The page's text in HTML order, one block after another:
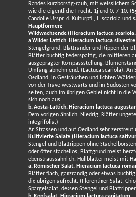
Randes kurzborstig-rauh, mit weisslichem
wie die eigentliche Frucht. 1j und 0. 7-10. (
Candolle Urspr. d. Kulturpfl., L. scariola und
Hauptformen:
Wildwachsende (Hieracium lactuca
a.Wilder Lattich. Hieracium lactuca silvestre.
Stengelgrund, Blattränder und Rippen der
Blätter buchtig fiederspaltig, die mittleren
ausgeprägter Kompassstellung.
Umfang abnehmend. (Lactuca scariola). An
Oedland, in Gesträuchen und lichten
von der Trave westwärts und im Südosten
selten, auch im übrigen Gebiet nicht in die
sich noch aus.
b. Aosta-Lattich. Hieracium lactuca
Dem vorigen ähnlich. Niedrig, Blätter
integrifolia.)
An Strassen und auf Oedland sehr zerstreut
Kultivierte Salate (Hieracium lactuca
Stengel und Blattrippen ohne
oder öfter stachellos, Blattgrund meist
ebenstraussähnlich. Hüllblätter meist mit
a. Römischer Salat. Hieracium lactuca
Blätter flach, ganzrandig oder etwas
die übrigen aufrecht. (Florentiner Salat,
Spargelsalat, dessen Stengel und